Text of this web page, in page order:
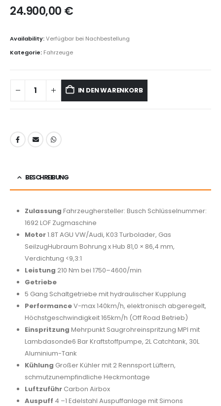
24.900,00 €
Availability:Verfügbar bei Nachbestellung
Kategorie: Fahrzeuge
IN DEN WARENKORB
BESCHREIBUNG
Zulassung Fahrzeughersteller: Busch Schlüsselnummer:
1692 LOF Zugmaschine
Motor1.8T AGU VW/Audi, K03 Turbolader, Gas
SeilzugHubraum Bohrung x Hub 81,0 × 86,4 mm,
Verdichtung <9,3:1
Leistung 210 Nm bei 1750–4600/min
Getriebe
5 Gang Schaltgetriebe mit hydraulischer Kupplung
PerformanceV-max 140km/h, elektronisch abgeregelt,
Höchstgeschwindigkeit 165km/h (Off Road Betrieb)
Einspritzung Mehrpunkt Saugrohreinspritzung MPI mit
Lambdasonde6 Bar Kraftstoffpumpe, 2L Catchtank, 30L
Aluminium-Tank
Kühlung Großer Kühler mit 2 Rennsport Lüftern,
schmutzunempfindliche Heckmontage
Luftzuführ Carbon Airbox
Auspuff 4 –1 Edelstahl Auspuffanlage mit Simons